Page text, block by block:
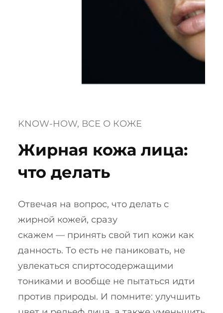
KNOW-HOW, ВСЕ О КОЖЕ
Жирная кожа лица:
что делать
Отвечая на вопрос, что делать с
жирной кожей, сразу
скажем — принять свой тип кожи как
данность. То есть не паниковать, не
увлекаться спиртосодержащими
тониками и вообще не пытаться идти
против природы. И помните: улучшить